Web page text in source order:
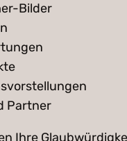
Bilder
Partner
Ihre